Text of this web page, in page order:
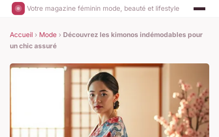
Votre magazine féminin mode, beauté et lifestyle
Accueil › Mode › Découvrez les kimonos indémodables pour
un chic assuré